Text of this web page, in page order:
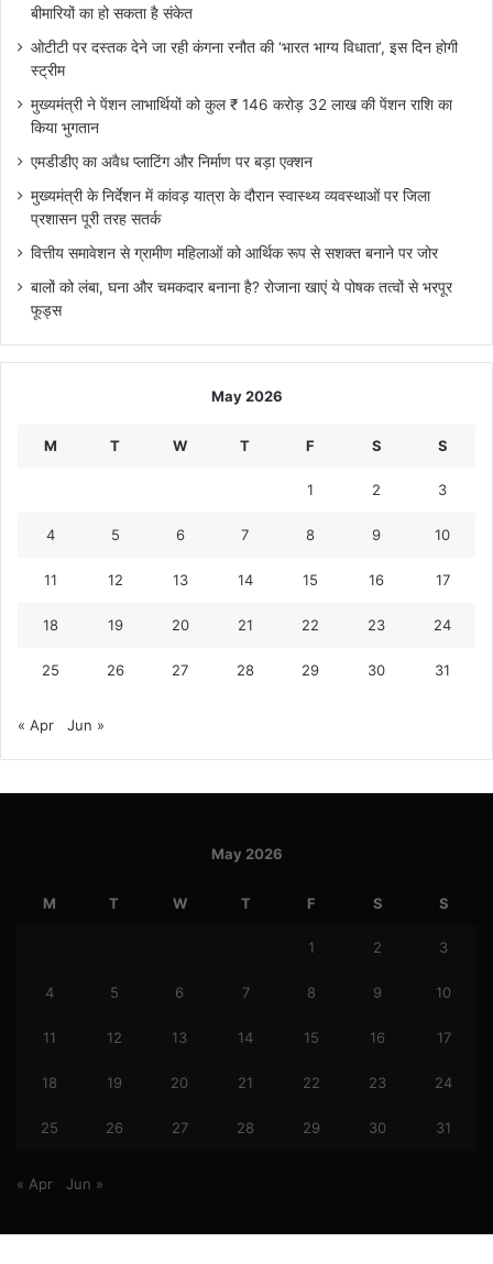
बीमारियों का हो सकता है संकेत
ओटीटी पर दस्तक देने जा रही कंगना रनौत की ‘भारत भाग्य विधाता’, इस दिन होगी
स्ट्रीम
मुख्यमंत्री ने पेंशन लाभार्थियों को कुल ₹ 146 करोड़ 32 लाख की पेंशन राशि का
किया भुगतान
एमडीडीए का अवैध प्लाटिंग और निर्माण पर बड़ा एक्शन
मुख्यमंत्री के निर्देशन में कांवड़ यात्रा के दौरान स्वास्थ्य व्यवस्थाओं पर जिला
प्रशासन पूरी तरह सतर्क
वित्तीय समावेशन से ग्रामीण महिलाओं को आर्थिक रूप से सशक्त बनाने पर जोर
बालों को लंबा, घना और चमकदार बनाना है? रोजाना खाएं ये पोषक तत्वों से भरपूर
फूड्स
May 2026
M T W T F S S
1 2 3
4 5 6 7 8 9 10
11 12 13 14 15 16 17
18 19 20 21 22 23 24
25 26 27 28 29 30 31
« Apr Jun »
May 2026
M T W T F S S
1 2 3
4 5 6 7 8 9 10
11 12 13 14 15 16 17
18 19 20 21 22 23 24
25 26 27 28 29 30 31
« Apr Jun »